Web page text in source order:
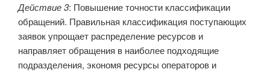
Действие 3: Повышение точности классификации
обращений. Правильная классификация поступающих
заявок упрощает распределение ресурсов и
направляет обращения в наиболее подходящие
подразделения, экономя ресурсы операторов и